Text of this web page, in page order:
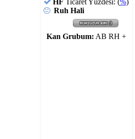
HF Ticaret Yüzdesi: (%)
Ruh Hali
Kan Grubum: AB RH +